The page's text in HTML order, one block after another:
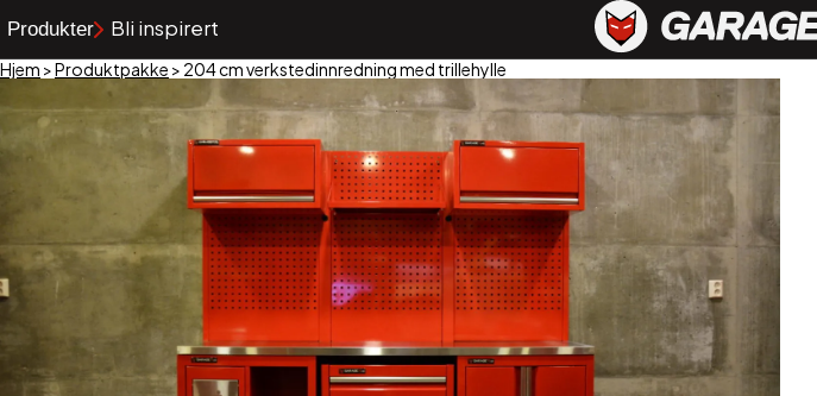
Produkter Bli inspirert
Hjem >Produktpakke > 204 cm verkstedinnredning med trillehylle